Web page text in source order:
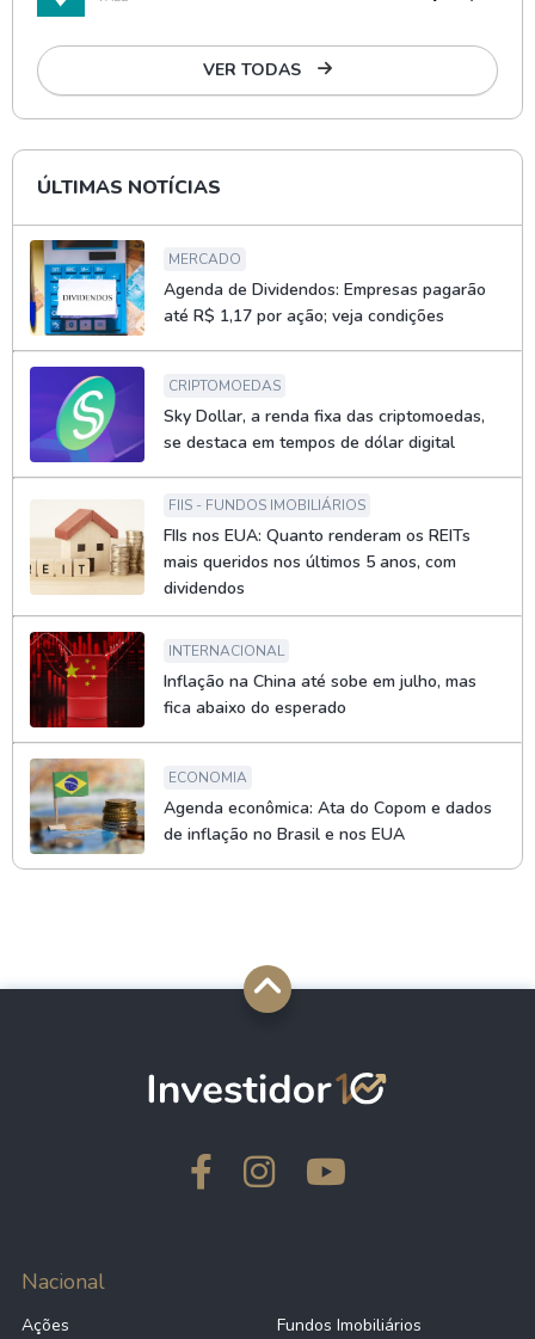
VER TODAS
ÚLTIMAS NOTÍCIAS
MERCADO
Agenda de Dividendos: Empresas pagarão
até R$ 1,17 por ação; veja condições
CRIPTOMOEDAS
Sky Dollar, a renda fixa das criptomoedas,
se destaca em tempos de dólar digital
FIIS - FUNDOS IMOBILIÁRIOS
FIIs nos EUA: Quanto renderam os REITs
mais queridos nos últimos 5 anos, com
dividendos
INTERNACIONAL
Inflação na China até sobe em julho, mas
fica abaixo do esperado
ECONOMIA
Agenda econômica: Ata do Copom e dados
de inflação no Brasil e nos EUA
Nacional
Ações
Fundos Imobiliários